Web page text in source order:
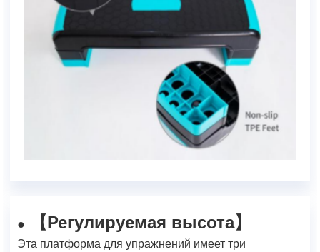
● 【Регулируемая высота】
Эта платформа для упражнений имеет три